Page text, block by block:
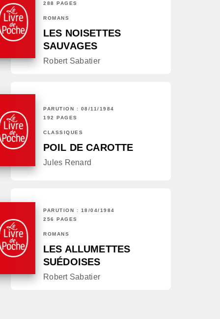
288 PAGES
ROMANS
LES NOISETTES
SAUVAGES
Robert Sabatier
PARUTION : 08/11/1984
192 PAGES
CLASSIQUES
POIL DE CAROTTE
Jules Renard
PARUTION : 18/04/1984
256 PAGES
ROMANS
LES ALLUMETTES
SUÉDOISES
Robert Sabatier